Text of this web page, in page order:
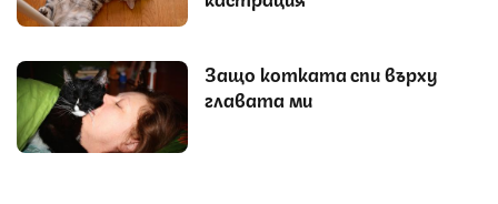
Защо котката спи върху
главата ми